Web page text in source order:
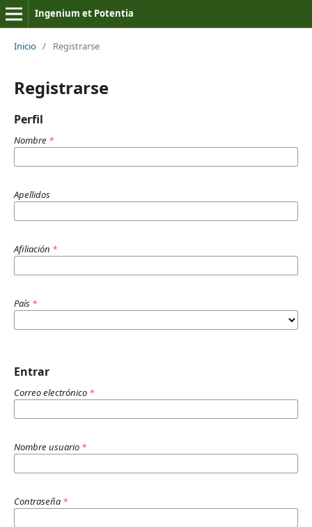
Ingenium et Potentia
Inicio / Registrarse
Registrarse
Perfil
Nombre *
Apellidos
Afiliación *
País *
Entrar
Correo electrónico *
Nombre usuario *
Contraseña *